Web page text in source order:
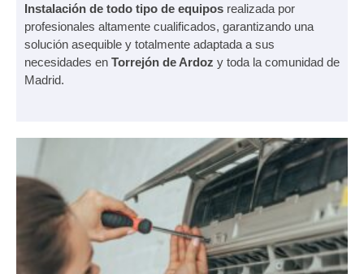
Instalación de todo tipo de equipos realizada por
profesionales altamente cualificados, garantizando una
solución asequible y totalmente adaptada a sus
necesidades en Torrejón de Ardoz y toda la comunidad de
Madrid.